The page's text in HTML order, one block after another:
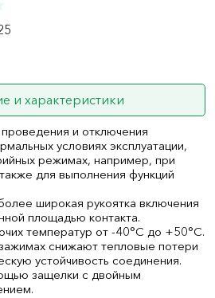
и характеристики
и отключения
условиях эксплуатации,
режимах, например, при
для выполнения функций
широкая рукоятка включения
площадью контакта.
температур от -40°С до +50°С.
снижают тепловые потери
устойчивость соединения.
защелки с двойным